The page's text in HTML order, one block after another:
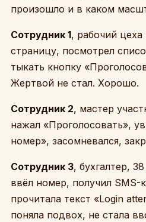
произошло и в каком
Сотрудник 1, рабочий
страницу, посмотрел
тыкать кнопку
Жертвой не стал. Хорошо.
Сотрудник 2, мастер
нажал «Проголосовать»,
номер», засомневался,
Сотрудник 3, бухгалтер,
ввёл номер, получил SMS-
прочитала текст «Login
поняла подвох, не стала